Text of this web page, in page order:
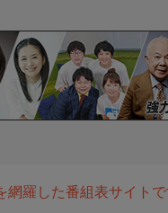
羅した番組表サイトで